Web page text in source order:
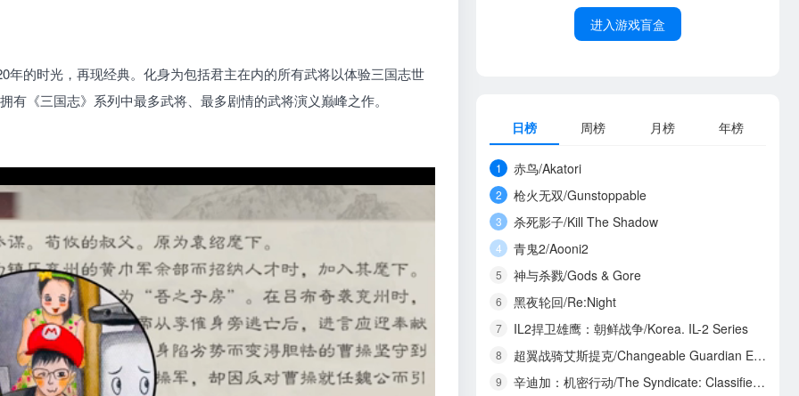
的时光，再现经典。化身为包括君主在内的所有武将以体验三国志世
《三国志》系列中最多武将、最多剧情的武将演义巅峰之作。
进入游戏盲盒
日榜 周榜 月榜 年榜
1 赤鸟/Akatori
2 枪火无双/Gunstoppable
3 杀死影子/Kill The Shadow
4 青鬼2/Aooni2
5 神与杀戮/Gods & Gore
6 黑夜轮回/Re:Night
7 IL2捍卫雄鹰：朝鲜战争/Korea. IL-2 Series
8 超翼战骑艾斯提克/Changeable Guardian ESTIQUE
9 辛迪加：机密行动/The Syndicate: Classified Operations